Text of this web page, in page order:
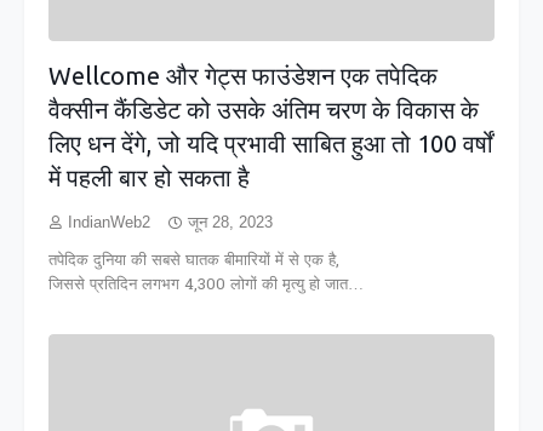
Wellcome और गेट्स फाउंडेशन एक तपेदिक
वैक्सीन कैंडिडेट को उसके अंतिम चरण के विकास के
लिए धन देंगे, जो यदि प्रभावी साबित हुआ तो 100 वर्षों
में पहली बार हो सकता है
IndianWeb2 जून 28, 2023
तपेदिक दुनिया की सबसे घातक बीमारियों में से एक है,
जिससे प्रतिदिन लगभग 4,300 लोगों की मृत्यु हो जात…